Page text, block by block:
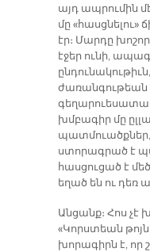
այդ ապրումին
մը
էր։ Մարդը
էջեր ունի,
ժառանգութեան
խմբագիր մը
ստորագրած է
հասցուցած է
եղած են ու դեռ
Անցանք։ Հոս
«Կորստեան
խորագիրն է, որ